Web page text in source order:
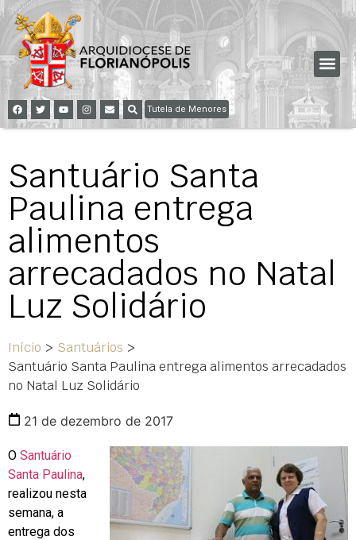
Tutela de Menores
Santuário Santa
Paulina entrega
alimentos
arrecadados no Natal
Luz Solidário
Início > Santuários >
Santuário Santa Paulina entrega alimentos arrecadados
no Natal Luz Solidário
21 de dezembro de 2017
O Santuário
Santa Paulina,
realizou nesta
semana, a
entrega dos